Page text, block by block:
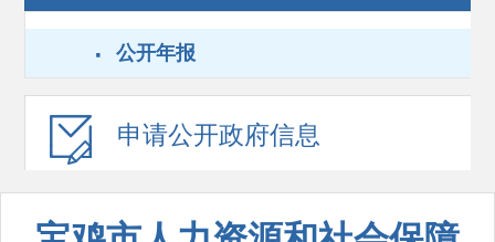
· 公开年报
申请公开政府信息